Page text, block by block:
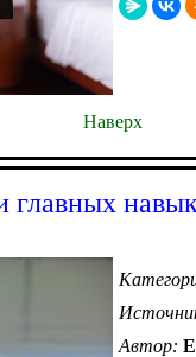
Наверх
главных
Автор: